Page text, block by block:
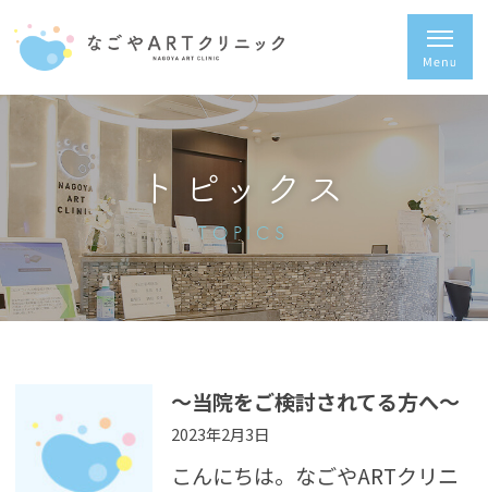
トピックス
TOPICS
〜当院をご検討されてる方へ〜
2023年2月3日
こんにちは。なごやARTクリニ